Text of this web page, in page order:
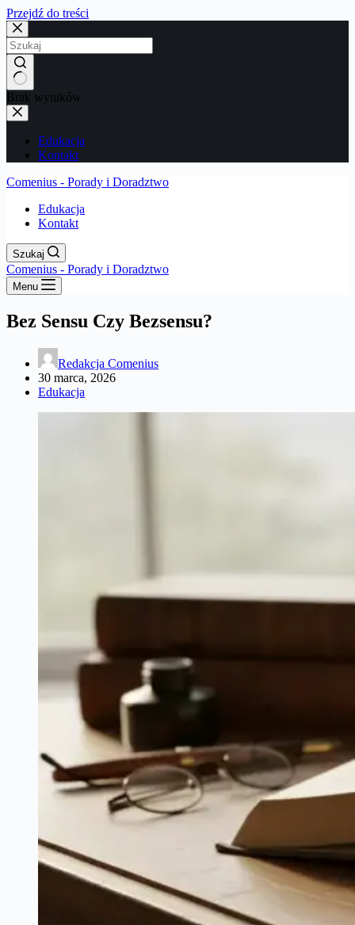
Przejdź do treści
Brak wyników
Edukacja
Kontakt
Comenius - Porady i Doradztwo
Edukacja
Kontakt
Szukaj
Comenius - Porady i Doradztwo
Menu
Bez Sensu Czy Bezsensu?
Redakcja Comenius
30 marca, 2026
Edukacja